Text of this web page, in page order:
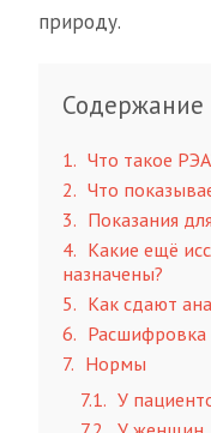
природу.
Содержание
1
Что такое
2
Что
3
Показания
4
Какие ещё
назначены?
5
Как сдают
6
Расшифровка
7
Нормы
7.1
У